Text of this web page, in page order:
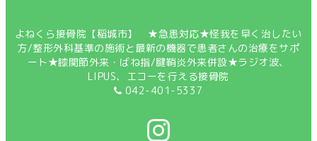
よねくら接骨院【稲城市】 ★急患対応★怪我を早く治したい
方/整形外科基準の施術と最新の機器で患者さんの治療をサポ
ート★膝関節外来・ばね指/腱鞘炎外来併設★ラジオ波、
LIPUS、エコーを行える接骨院
042-401-5337